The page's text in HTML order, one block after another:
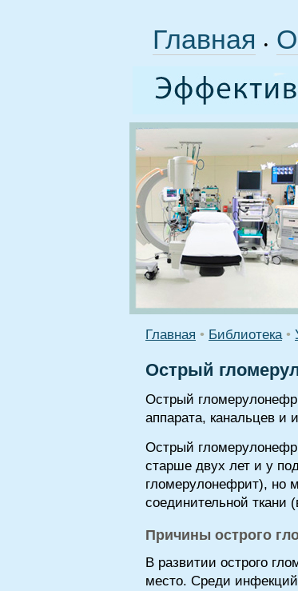
Главная •
Главная • Библиотека •
Острый
Острый
аппарата, канальцев и
Острый
старше двух лет и у
гломерулонефрит), но
соединительной ткани
Причины острого
В развитии острого
место. Среди инфекций